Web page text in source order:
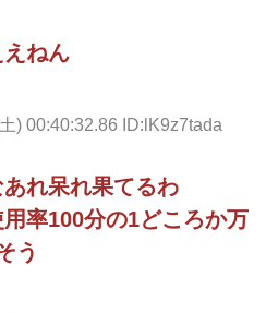
ねん
) 00:40:32.86 ID:lK9z7tada
れ呆れ果てるわ
率100分の1どころか万
う